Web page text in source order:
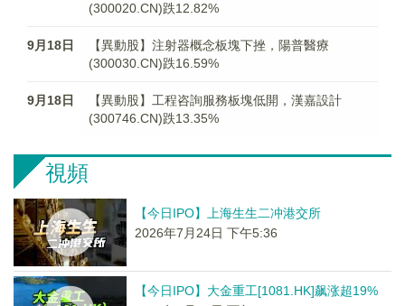
(300020.CN)跌12.82%
9月18日
【異動股】注射器概念板塊下挫，陽普醫療
(300030.CN)跌16.59%
9月18日
【異動股】工程咨詢服務板塊低開，漢嘉設計
(300746.CN)跌13.35%
視頻
【今日IPO】上海生生二冲港交所
2026年7月24日 下午5:36
【今日IPO】大金重工[1081.HK]飙涨超19%